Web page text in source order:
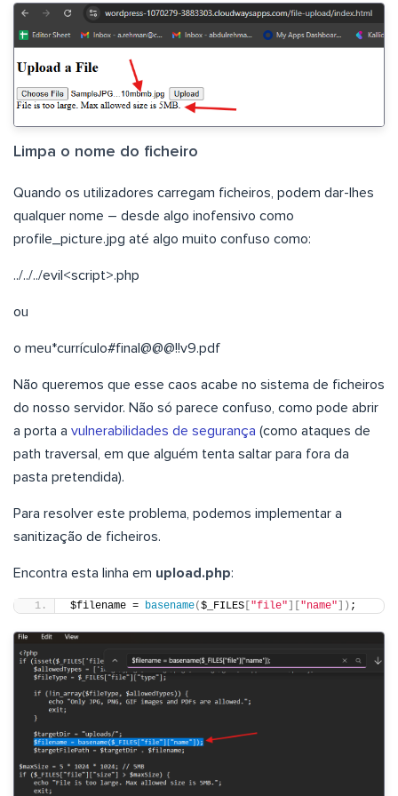
Limpa o nome do ficheiro
Quando os utilizadores carregam ficheiros, podem dar-lhes
qualquer nome – desde algo inofensivo como
profile_picture.jpg até algo muito confuso como:
../../../evil<script>.php
ou
o meu*currículo#final@@@!!v9.pdf
Não queremos que esse caos acabe no sistema de ficheiros
do nosso servidor. Não só parece confuso, como pode abrir
a porta a vulnerabilidades de segurança (como ataques de
path traversal, em que alguém tenta saltar para fora da
pasta pretendida).
Para resolver este problema, podemos implementar a
sanitização de ficheiros.
Encontra esta linha em upload.php:
$filename = basename($_FILES ["file"]["name"]) ;